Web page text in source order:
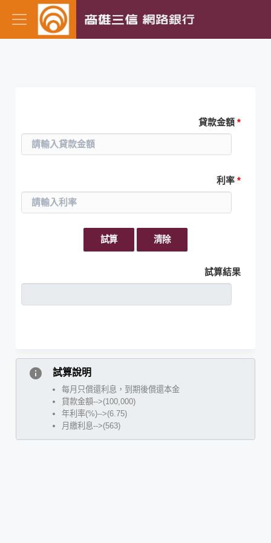
貸款金額*
利率*
試算 清除
試算結果
info 試算說明
每月只償還利息，到期後償還本金
貸款金額-->(100,000)
年利率(%)-->(6.75)
月繳利息-->(563)